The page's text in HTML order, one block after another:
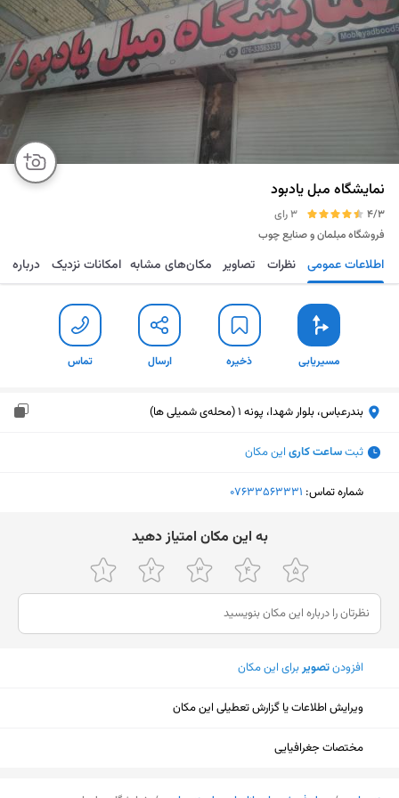
نمایشگاه مبل یادبود
4/3
3 رای
فروشگاه مبلمان و صنایع چوب
مسیریابی ذخیره ارسال تماس اطلاعات عمومی نظرات تصاویر مکان‌های مشابه امکانات نزدیک درباره
مسیریابی ذخیره ارسال تماس
بندرعباس، بلوار شهدا، پونه 1 (محله‌ی شمیلی ها)
ثبتساعت کاری این مکان
شماره تماس: ‎07633563331
ﺑﻪ اﯾﻦ ﻣﮑﺎن اﻣﺘﯿﺎز دﻫﯿﺪ
افزودنتصویربرای این مکان
ویرایش اطلاعات یا گزارش تعطیلی این مکان
مختصات جغرافیایی